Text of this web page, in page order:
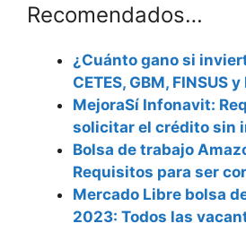
Recomendados…
¿Cuánto gano si
CETES, GBM, FINSUS
MejoraSí Infonavit:
solicitar el crédito sin
Bolsa de trabajo
Requisitos para ser
Mercado Libre bolsa
2023: Todos las